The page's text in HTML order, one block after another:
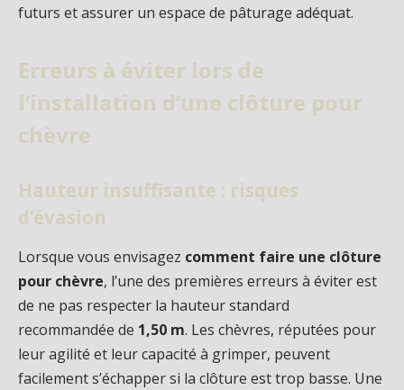
futurs et assurer un espace de pâturage adéquat.
Erreurs à éviter lors de
l’installation d’une clôture pour
chèvre
Hauteur insuffisante : risques
d’évasion
Lorsque vous envisagez comment faire une clôture
pour chèvre, l’une des premières erreurs à éviter est
de ne pas respecter la hauteur standard
recommandée de 1,50 m. Les chèvres, réputées pour
leur agilité et leur capacité à grimper, peuvent
facilement s’échapper si la clôture est trop basse. Une